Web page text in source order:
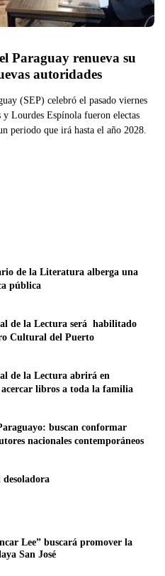
Paraguay renueva su
autoridades
(SEP) celebró el pasado viernes
Lourdes Espínola fueron electas
periodo que irá hasta el año 2028.
de la Literatura alberga una
pública
de la Lectura será  habilitado
Cultural del Puerto
de la Lectura abrirá en
libros a toda la familia
buscan conformar
nacionales contemporáneos
Lee” buscará promover la
San José